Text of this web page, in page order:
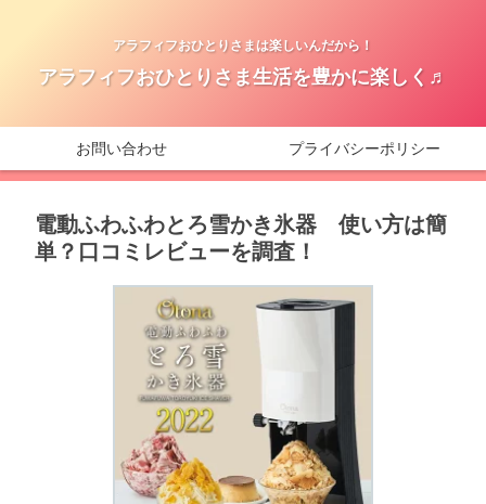
アラフィフおひとりさまは楽しいんだから！
アラフィフおひとりさま生活を豊かに楽しく♬
お問い合わせ プライバシーポリシー
電動ふわふわとろ雪かき氷器 使い方は簡
単？口コミレビューを調査！